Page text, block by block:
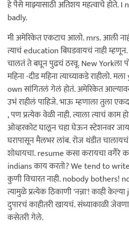
हे पैसे माझ्यासाठी अतिशय महत्वाचे
badly.
मी अमेरिकेत एकटाच आलो. mrs. आली
त्याचं education बिघडवायचं नाही
चालतं ते बघून पुढचं ठरवू. New Yorkला
महिना -दीड महिना त्याच्याकडे राहीलो.
own सांगितलं गेलं होतं. अमेरिकेत
उभं राहीलं पाहिजे. भाऊ म्हणाला तुला
, पण प्रत्येक वेळी नाही. त्याला त्याचं काम
ओव्हरकोट घालून चहा घेऊन स्टेशनवर
घरापासून मैलभर लांब. रोज थंडीत
शोधायचा. resume कसा करायचा वगैरे
indians काय करतो? We tend to
कुणी विचारत नाही. nobody bothers!
त्यामुळे प्रत्येक ठिकाणी 'नन्ना'! काही
दुपारचं काहीतरी खायचं. संध्याकाळी
कसेतरी गेले.